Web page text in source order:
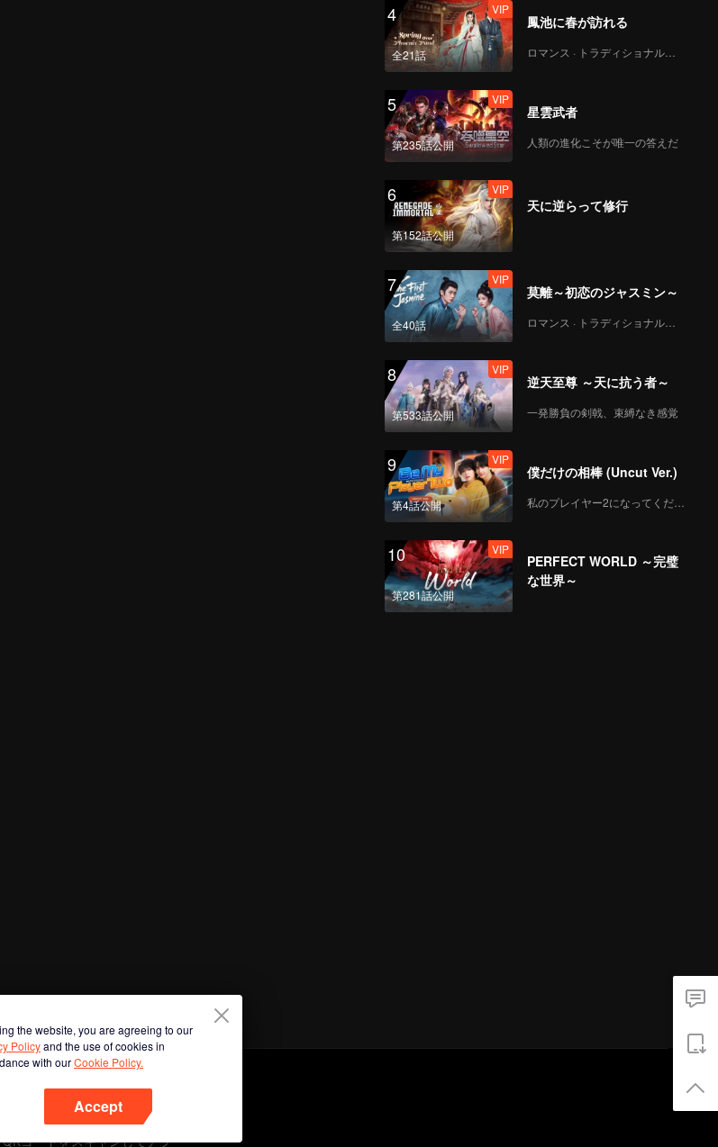
4
全21話
VIP
鳳池に春が訪れる
ロマンス · トラディショナル・コスチューム
5
第235話公開
VIP
星雲武者
人類の進化こそが唯一の答えだ
6
第152話公開
VIP
天に逆らって修行
7
全40話
VIP
莫離～初恋のジャスミン～
ロマンス · トラディショナル・コスチューム
8
第533話公開
VIP
逆天至尊 ～天に抗う者～
一発勝負の剣戟、束縛なき感覚
9
第4話公開
VIP
僕だけの相棒 (Uncut Ver.)
私のプレイヤー2になってください
10
第281話公開
VIP
PERFECT WORLD ～完璧
な世界～
the website, you are agreeing to our
Policyand the use of cookies in
with ourCookie Policy.
Accept
QRコードをスキャンしてアプ